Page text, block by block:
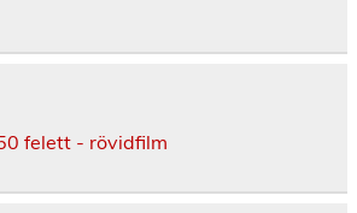
felett - rövidfilm